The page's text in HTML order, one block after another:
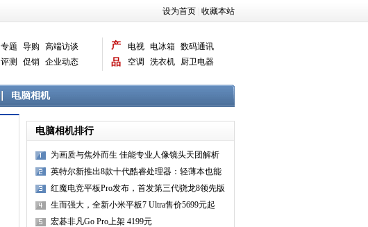
设为首页 收藏本站
专题 导购
高端访谈
评测
促销 企业动态
产
品
电视 电冰箱 数码通讯
空调
洗衣机
厨卫电器
电脑相机
电脑相机排行
为画质与焦外而生 佳能专业人像镜头天团解析
英特尔新推出8款十代酷睿处理器：轻薄本也能
上六核
红魔电竞平板Pro发布，首发第三代骁龙8领先版
3999元起
生而强大，全新小米平板7 Ultra售价5699元起
宏碁非凡Go Pro上架 4199元